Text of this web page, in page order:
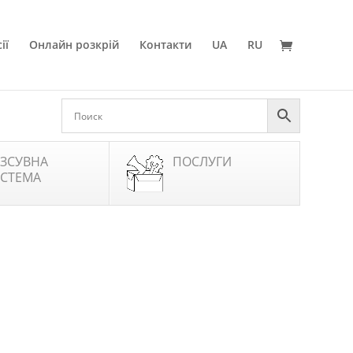
Онлайн розкрій Контакти UA RU
ПОСЛУГИ